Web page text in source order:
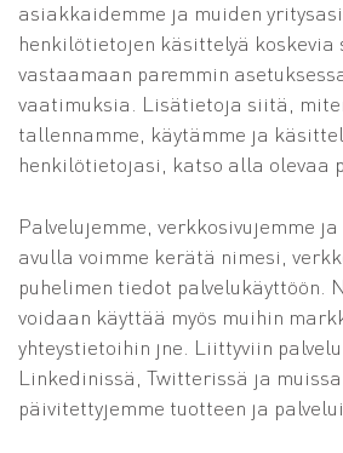
asiakkaidemme ja muiden
henkilötietojen käsittelyä koskevia
vastaamaan paremmin
vaatimuksia. Lisätietoja siitä,
tallennamme, käytämme ja
henkilötietojasi, katso alla olevaa
Palvelujemme, verkkosivujemme
avulla voimme kerätä nimesi,
puhelimen tiedot palvelukäyttöön.
voidaan käyttää myös muihin
yhteystietoihin jne. Liittyviin
Linkedinissä, Twitterissä ja
päivitettyjemme tuotteen ja